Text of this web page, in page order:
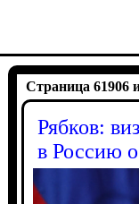
Страница 61906
Рябков:
в Россию